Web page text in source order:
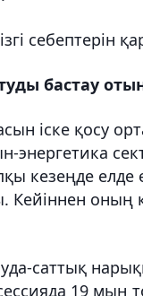
себептерін
бастау
іске қосу
кезеңде
оның
саттық
19